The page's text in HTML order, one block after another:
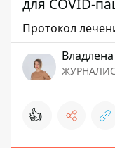
для COVID-
Протокол
👍